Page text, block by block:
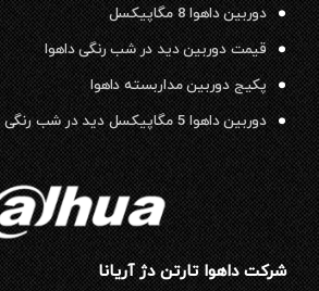
دوربین داهوا 8 مگاپیکسل
قیمت دوربین دید در شب رنگی داهوا
پکیج دوربین مداربسته داهوا
دوربین داهوا 5 مگاپیکسل دید در شب رنگی
شرکت داهوا تارتن دژ آریانا